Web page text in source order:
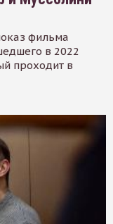
фильма
в 2022
проходит в